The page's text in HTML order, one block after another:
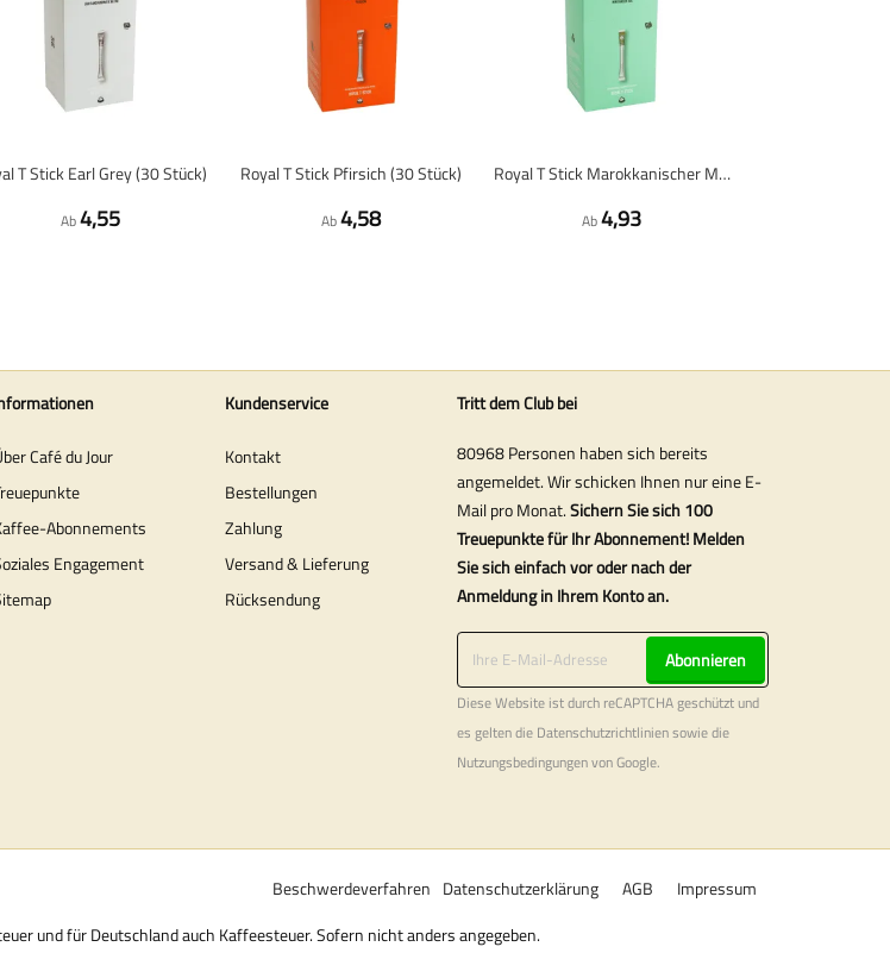
T Stick Earl Grey (30 Stück)
Ab4,55
Royal T Stick Pfirsich (30 Stück)
Ab4,58
Royal T Stick Marokkanischer Minz-Grüntee (30 Stück)
Ab4,93
Café du Jour
Abonnements
Engagement
Kundenservice
Kontakt
Bestellungen
Zahlung
Versand & Lieferung
Rücksendung
Tritt dem Club bei
80968 Personen haben sich bereits
angemeldet. Wir schicken Ihnen nur eine E-
Mail pro Monat.Sichern Sie sich 100
Treuepunkte für Ihr Abonnement! Melden
Sie sich einfach vor oder nach der
Anmeldung in Ihrem Konto an.
Abonnieren
Diese Website ist durch reCAPTCHA geschützt und
es gelten die Datenschutzrichtliniensowie die
Nutzungsbedingungenvon Google.
Impressum
AGB
Datenschutzerklärung
Beschwerdeverfahren
und für Deutschland auch Kaffeesteuer. Sofern nicht anders angegeben.